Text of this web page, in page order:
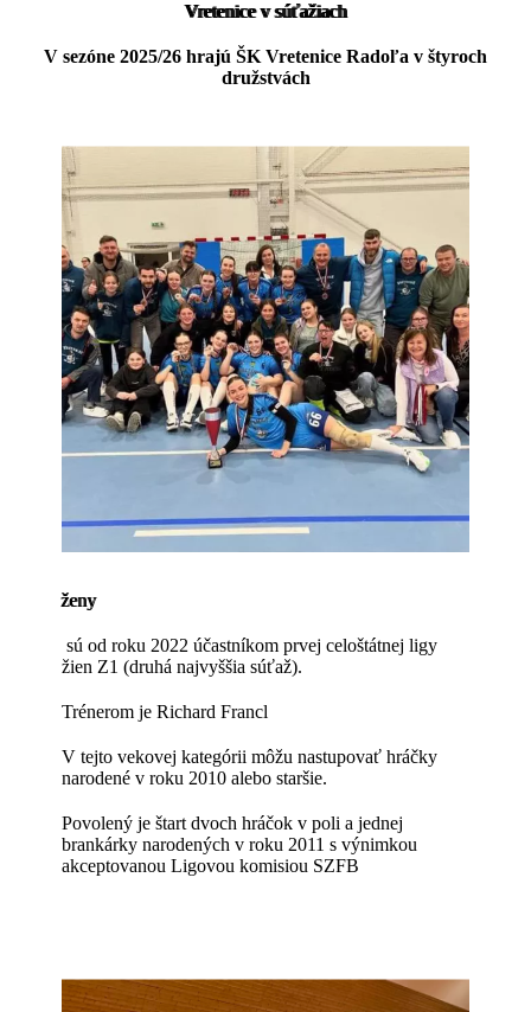
Vretenice v súťažiach
V sezóne 2025/26 hrajú ŠK Vretenice Radoľa v štyroch
družstvách
ženy
sú od roku 2022 účastníkom prvej celoštátnej ligy
žien Z1 (druhá najvyššia súťaž).
Trénerom je Richard Francl
V tejto vekovej kategórii môžu nastupovať hráčky
narodené v roku 2010 alebo staršie.
Povolený je štart dvoch hráčok v poli a jednej
brankárky narodených v roku 2011 s výnimkou
akceptovanou Ligovou komisiou SZFB